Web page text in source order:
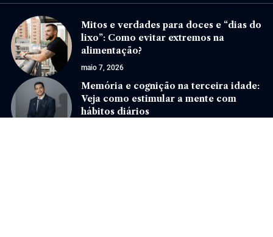
Mitos e verdades para doces e “dias do
lixo”: Como evitar extremos na
alimentação?
maio 7, 2026
Memória e cognição na terceira idade:
Veja como estimular a mente com
hábitos diários